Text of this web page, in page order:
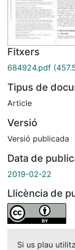
Fitxers
684924.pdf
Tipus de
Article
Versió
Versió publicada
Data de
2019-02-22
Llicència de
Si us plau